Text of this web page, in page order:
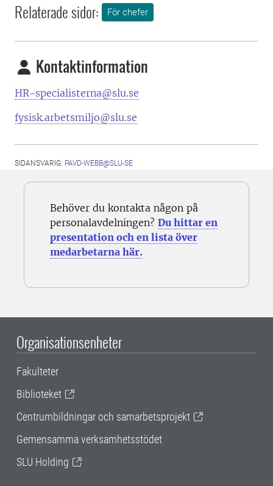
Relaterade sidor: För chefer
Kontaktinformation
HR-specialisterna@slu.se
fysisk.arbetsmiljo@slu.se
SIDANSVARIG: PAVD-WEBB@SLU-SE
Behöver du kontakta någon på
personalavdelningen? Du hittar en
presentation och en lista över
medarbetarna här.
Organisationsenheter
Fakulteter
Biblioteket
Centrumbildningar och samarbetsprojekt
Gemensamma verksamhetsstödet
SLU Holding